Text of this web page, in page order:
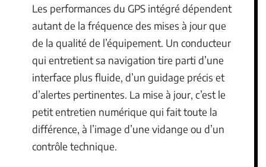
Les performances du GPS intégré dépendent
autant de la fréquence des mises à jour que
de la qualité de l’équipement. Un conducteur
qui entretient sa navigation tire parti d’une
interface plus fluide, d’un guidage précis et
d’alertes pertinentes. La mise à jour, c’est le
petit entretien numérique qui fait toute la
différence, à l’image d’une vidange ou d’un
contrôle technique.